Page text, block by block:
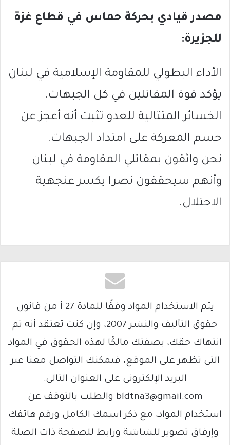
مصدر قيادي بحركة حماس في قطاع غزة
للجزيرة:
الأداء البطولي للمقاومة الإسلامية في لبنان
يؤكد قوة المقاتلين في كل الجبهات.
الخسائر المتتالية للعدو تثبت أنه أعجز عن
حسم المعركة على امتداد الجبهات.
نحن واثقون بمقاتلي المقاومة في لبنان
وأنهم سيحققون نصرا يكسر عنجهية
الاحتلال.
يتم الاستخدام المواد وفقًا للمادة 27 أ من قانون
حقوق التأليف والنشر 2007، وإن كنت تعتقد أنه تم
انتهاك حقك، بصفتك مالكًا لهذه الحقوق في المواد
التي تظهر على الموقع، فيمكنك التواصل معنا عبر
البريد الإلكتروني على العنوان التالي:
bldtna3@gmail.com والطلب بالتوقف عن
استخدام المواد، مع ذكر اسمك الكامل ورقم هاتفك
وإرفاق تصوير للشاشة ورابط للصفحة ذات الصلة